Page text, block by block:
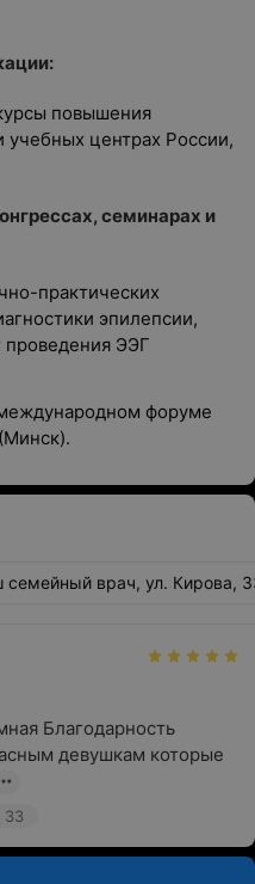
повышения
учебных центрах России,
семинарах и
практических
эпилепсии,
проведения ЭЭГ
форуме
семейный врач, ул. Кирова,
Благодарность
девушкам которые
33